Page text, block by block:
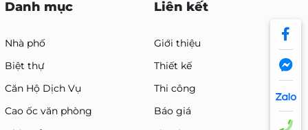
Danh mục
Nhà phố
Biệt thự
Căn Hộ Dịch Vụ
Cao ốc văn phòng
Liên kết
Giới thiệu
Thiết kế
Thi công
Báo giá